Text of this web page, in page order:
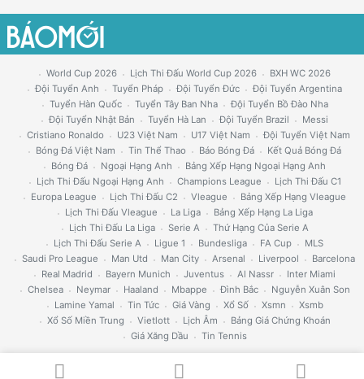
World Cup 2026 Lịch Thi Đấu World Cup 2026
BXH WC 2026
Đội Tuyển Anh
Tuyển Pháp Đội Tuyển Đức
Đội Tuyển Argentina
Tuyển Hàn Quốc
Tuyển Tây Ban Nha
Đội Tuyển Bồ Đào Nha
Đội Tuyển Nhật Bản
Tuyển Hà Lan Đội Tuyển Brazil
Messi
Cristiano Ronaldo
U23 Việt Nam U17 Việt Nam
Đội Tuyển Việt Nam
Bóng Đá Việt Nam
Tin Thể Thao Báo Bóng Đá
Kết Quả Bóng Đá
Bóng Đá
Ngoại Hạng Anh
Bảng Xếp Hạng Ngoại Hạng Anh
Lịch Thi Đấu Ngoại Hạng Anh
Champions League
Lịch Thi Đấu C1
Europa League
Lịch Thi Đấu C2 Vleague
Bảng Xếp Hạng Vleague
Lịch Thi Đấu Vleague
La Liga
Bảng Xếp Hạng La Liga
Lịch Thi Đấu La Liga
Serie A
Thứ Hạng Của Serie A
Lịch Thi Đấu Serie A
Ligue 1 Bundesliga FA Cup
MLS
Saudi Pro League
Man Utd Man City Arsenal Liverpool
Barcelona
Real Madrid
Bayern Munich Juventus Al Nassr
Inter Miami
Chelsea
Neymar Haaland Mbappe Đình Bắc
Nguyễn Xuân Son
Lamine Yamal
Tin Tức Giá Vàng Xổ Số Xsmn
Xsmb
Xổ Số Miền Trung
Vietlott Lịch Âm
Bảng Giá Chứng Khoán
Giá Xăng Dầu
Tin Tennis